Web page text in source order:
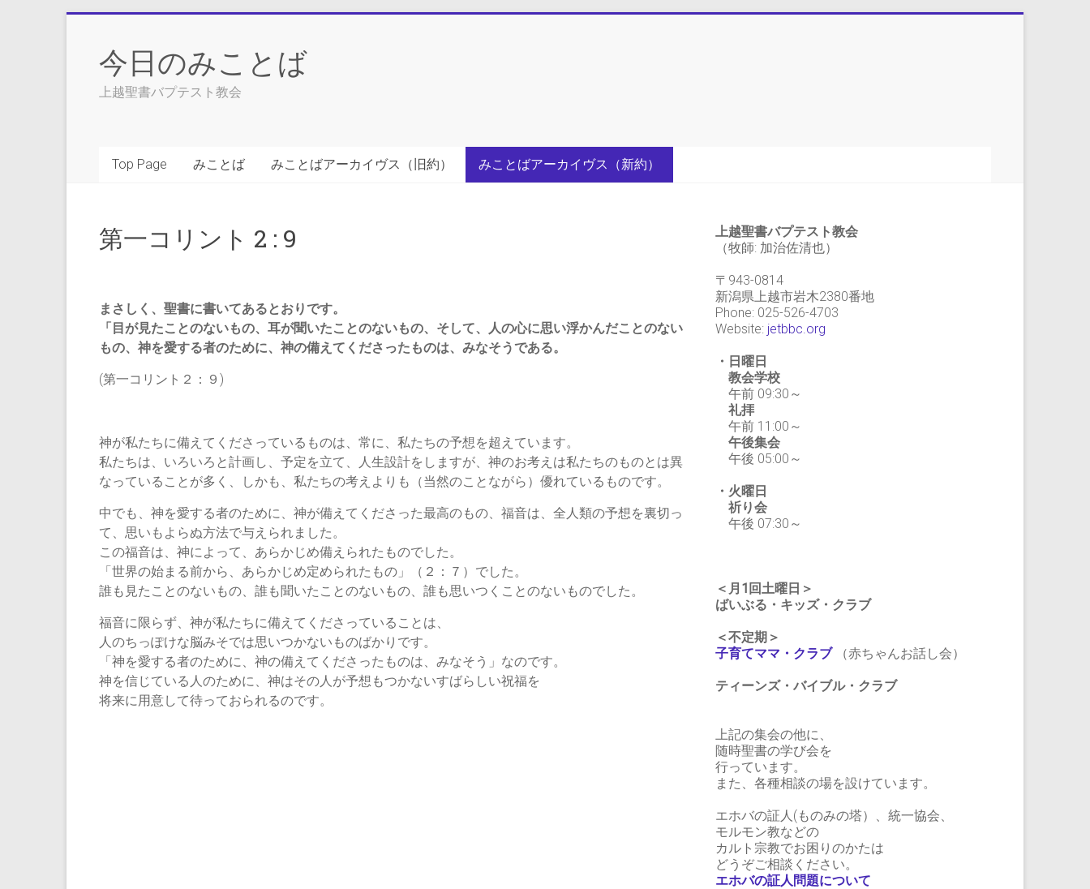
content今日のみことば
上越聖書バプテスト教会
Top Page みことば みことばアーカイヴス（旧約） みことばアーカイヴス（新約）
第一コリント 2 : 9
まさしく、聖書に書いてあるとおりです。
「目が見たことのないもの、耳が聞いたことのないもの、そして、人の心に思い浮かんだことのない
もの、神を愛する者のために、神の備えてくださったものは、みなそうである。
(第一コリント２：９)
神が私たちに備えてくださっているものは、常に、私たちの予想を超えています。
私たちは、いろいろと計画し、予定を立て、人生設計をしますが、神のお考えは私たちのものとは異
なっていることが多く、しかも、私たちの考えよりも（当然のことながら）優れているものです。
中でも、神を愛する者のために、神が備えてくださった最高のもの、福音は、全人類の予想を裏切っ
て、思いもよらぬ方法で与えられました。
この福音は、神によって、あらかじめ備えられたものでした。
「世界の始まる前から、あらかじめ定められたもの」（２：７）でした。
誰も見たことのないもの、誰も聞いたことのないもの、誰も思いつくことのないものでした。
福音に限らず、神が私たちに備えてくださっていることは、
人のちっぽけな脳みそでは思いつかないものばかりです。
「神を愛する者のために、神の備えてくださったものは、みなそう」なのです。
神を信じている人のために、神はその人が予想もつかないすばらしい祝福を
将来に用意して待っておられるのです。
上越聖書バプテスト教会
（牧師: 加治佐清也）
〒943-0814
新潟県上越市岩木2380番地
Phone: 025-526-4703
Website: jetbbc.org
・日曜日
教会学校
午前 09:30～
礼拝
午前 11:00～
午後集会
午後 05:00～
・火曜日
祈り会
午後 07:30～
＜月1回土曜日＞
ばいぶる・キッズ・クラブ
＜不定期＞
子育てママ・クラブ（赤ちゃんお話し会）
ティーンズ・バイブル・クラブ
上記の集会の他に、
随時聖書の学び会を
行っています。
また、各種相談の場を設けています。
エホバの証人(ものみの塔）、統一協会、
モルモン教などの
カルト宗教でお困りのかたは
どうぞご相談ください。
エホバの証人問題について